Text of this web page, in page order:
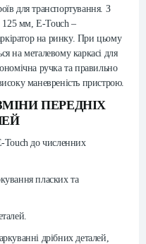
для транспортування. З
125 мм, E-Touch –
на ринку. При цьому
на металевому каркасі для
ручка та правильно
маневреність пристрою.
ПЕРЕДНІХ
Touch до численних
пласких та
дрібних деталей,